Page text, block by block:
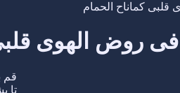
کماناح الحمام
روض الهوی
قم
تا